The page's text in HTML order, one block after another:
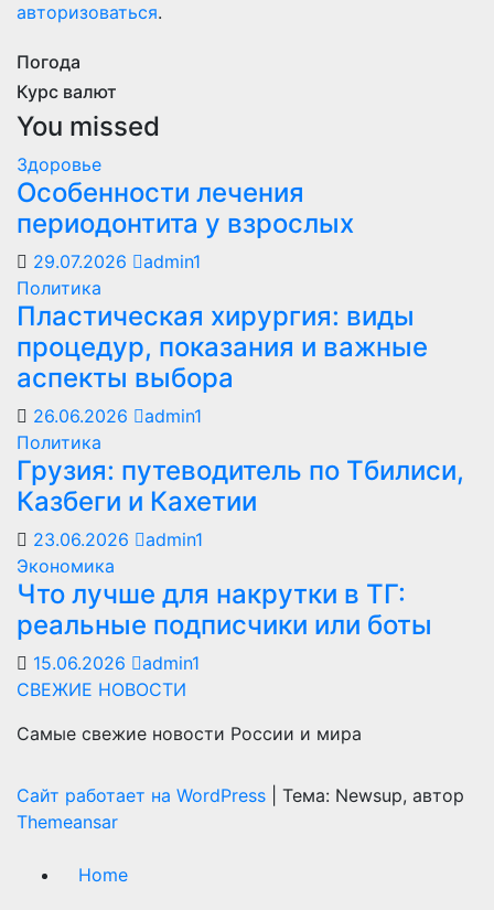
авторизоваться.
Погода
Курс валют
You missed
Здоровье
Особенности лечения
периодонтита у взрослых
29.07.2026
admin1
Политика
Пластическая хирургия: виды
процедур, показания и важные
аспекты выбора
26.06.2026
admin1
Политика
Грузия: путеводитель по Тбилиси,
Казбеги и Кахетии
23.06.2026
admin1
Экономика
Что лучше для накрутки в ТГ:
реальные подписчики или боты
15.06.2026
admin1
СВЕЖИЕ НОВОСТИ
Самые свежие новости России и мира
Сайт работает на WordPress
Тема: Newsup, автор
Themeansar
Home